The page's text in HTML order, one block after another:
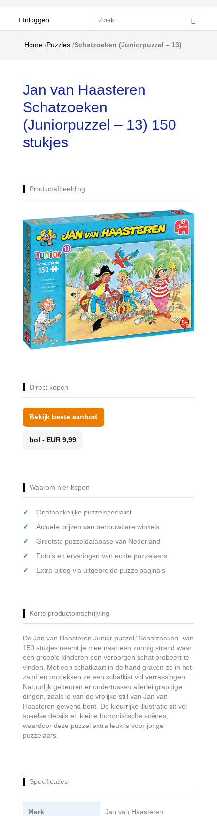
Inloggen
naar:
Home /Puzzles /Schatzoeken (Juniorpuzzel – 13)
Jan van Haasteren
Schatzoeken
(Juniorpuzzel – 13) 150
stukjes
Productafbeelding
Direct kopen
Bekijk beste aanbod
bol - EUR 9,99
Waarom hier kopen
Onafhankelijke puzzelspecialist
Actuele prijzen van betrouwbare winkels
Grootste puzzeldatabase van Nederland
Foto’s en ervaringen van echte puzzelaars
Extra uitleg via uitgebreide puzzelpagina’s
Korte productomschrijving
De Jan van Haasteren Junior puzzel “Schatzoeken” van
150 stukjes neemt je mee naar een zonnig strand waar
een groepje kinderen een verborgen schat probeert te
vinden. Met een schatkaart in de hand graven ze in het
zand en ontdekken ze een schatkist vol verrassingen.
Natuurlijk gebeuren er ondertussen allerlei grappige
dingen, zoals je van de vrolijke stijl van Jan van
Haasteren gewend bent. De kleurrijke illustratie zit vol
speelse details en kleine humoristische scènes,
waardoor deze puzzel extra leuk is voor jonge
puzzelaars.
Specificaties
Merk Jan van Haasteren